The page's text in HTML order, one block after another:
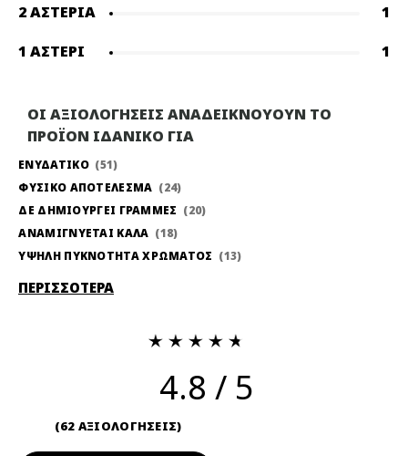
2 ΑΣΤΈΡΙΑ
1
1 ΑΣΤΈΡΙ
1
ΟΙ ΑΞΙΟΛΟΓΗΣΕΙΣ ΑΝΑΔΕΙΚΝΟΥΟΥΝ ΤΟ
ΠΡΟΪΟΝ ΙΔΑΝΙΚΟ ΓΙΑ
ΕΝΥΔΑΤΙΚΟ
51
ΦΥΣΙΚΟ ΑΠΟΤΕΛΕΣΜΑ
24
ΔΕ ΔΗΜΙΟΥΡΓΕΙ ΓΡΑΜΜΕΣ
20
ΑΝΑΜΙΓΝΥΕΤΑΙ ΚΑΛΑ
18
ΥΨΗΛΗ ΠΥΚΝΟΤΗΤΑ ΧΡΩΜΑΤΟΣ
13
ΠΕΡΙΣΣΟΤΕΡΑ
4.8
62 ΑΞΙΟΛΟΓΗΣΕΙΣ